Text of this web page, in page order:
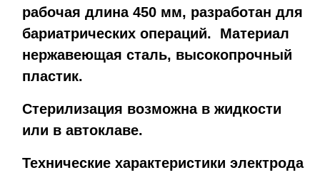
рабочая длина 450 мм, разработан для
бариатрических операций. Материал
нержавеющая сталь, высокопрочный
пластик.
Стерилизация возможна в жидкости
или в автоклаве.
Технические характеристики электрода